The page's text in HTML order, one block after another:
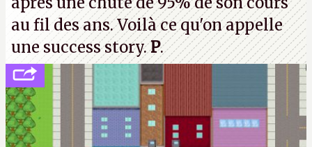
au fil des ans. Voilà ce qu'on appelle
une success story.P.